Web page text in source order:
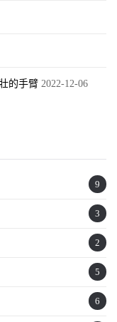
的手臂 2022-12-06
9
3
2
5
6